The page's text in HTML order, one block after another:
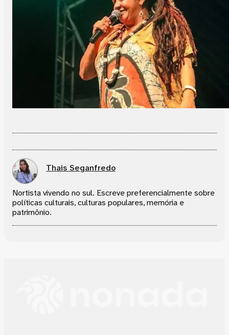
Thais Seganfredo
Nortista vivendo no sul. Escreve preferencialmente sobre
políticas culturais, culturas populares, memória e
patrimônio.